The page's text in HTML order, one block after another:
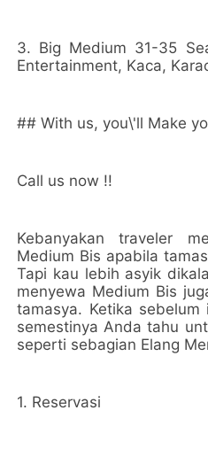
3. Big Medium 31-35
Entertainment, Kaca,
## With us, you\'ll Make
Call us now !!
Kebanyakan traveler
Medium Bis apabila
Tapi kau lebih asyik
menyewa Medium Bis
tamasya. Ketika
semestinya Anda tahu
seperti sebagian Elang
1. Reservasi